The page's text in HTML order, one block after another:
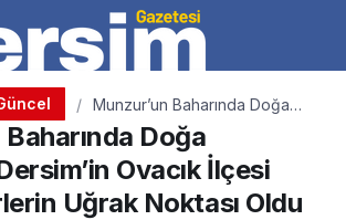
Munzur’un Baharında Doğa
Uyanıyor: Dersim’in Ovacık
İlçesi Doğaseverlerin Uğrak
Noktası Oldu
Doğa
Ovacık İlçesi
Uğrak Noktası Oldu